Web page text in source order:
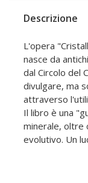
Descrizione
L'opera
nasce da
dal Circolo del
divulgare, ma
attraverso
Il libro è una
minerale, oltre
evolutivo. Un